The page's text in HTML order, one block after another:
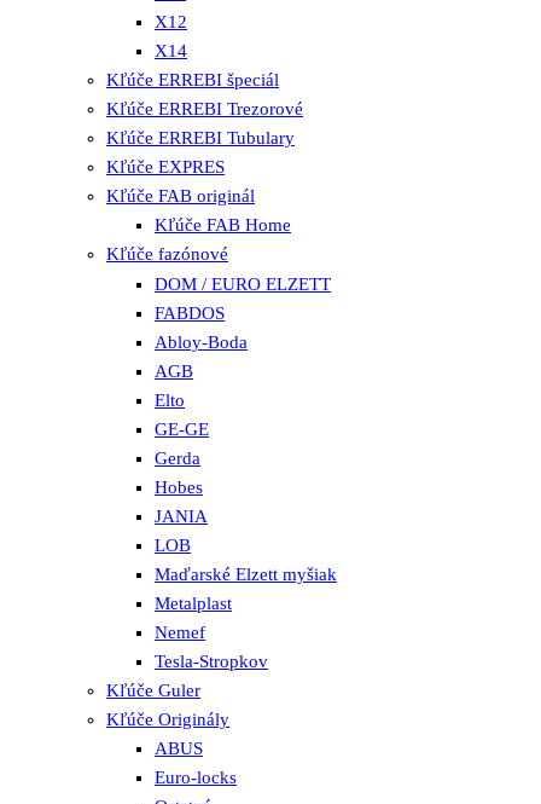
X12
X14
Kľúče ERREBI špeciál
Kľúče ERREBI Trezorové
Kľúče ERREBI Tubulary
Kľúče EXPRES
Kľúče FAB originál
Kľúče FAB Home
Kľúče fazónové
DOM / EURO ELZETT
FABDOS
Abloy-Boda
AGB
Elto
GE-GE
Gerda
Hobes
JANIA
LOB
Maďarské Elzett myšiak
Metalplast
Nemef
Tesla-Stropkov
Kľúče Guler
Kľúče Originály
ABUS
Euro-locks